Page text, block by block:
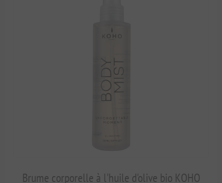
Brume corporelle à l'huile d'olive bio KOHO